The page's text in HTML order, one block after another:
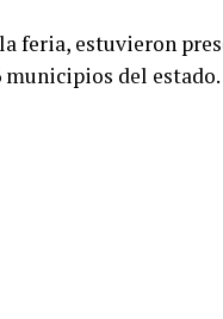
feria, estuvieron
municipios del